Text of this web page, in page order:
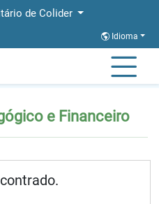
de Colider
Idioma
e Financeiro